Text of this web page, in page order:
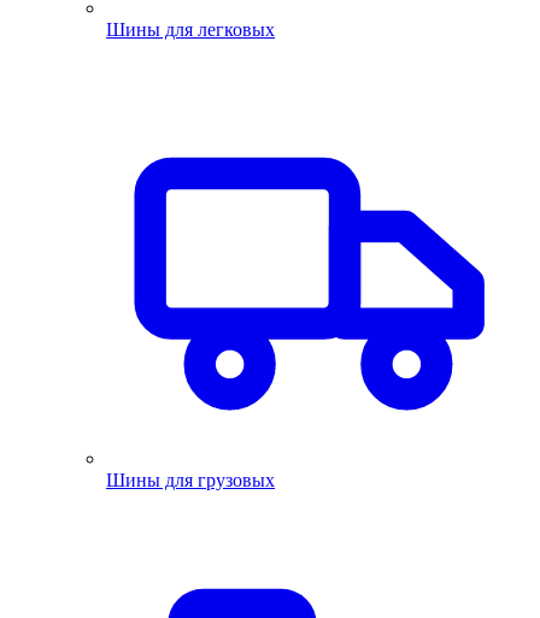
Шины для легковых
Шины для грузовых